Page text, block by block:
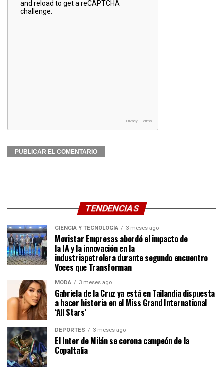
TENDENCIAS
CIENCIA Y TECNOLOGÍA 3 meses ago
Movistar Empresas abordó el impacto de
la IA y la innovación en la
industriapetrolera durante segundo encuentro
Voces que Transforman
MODA 3 meses ago
Gabriela de la Cruz ya está en Tailandia dispuesta
a hacer historia en el Miss Grand International
‘All Stars’
DEPORTES 3 meses ago
El Inter de Milán se corona campeón de la
CopaItalia